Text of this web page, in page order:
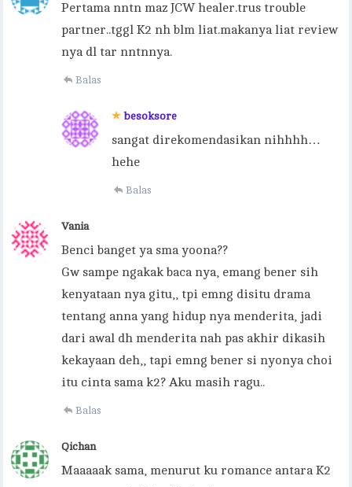
Pertama nntn maz JCW healer.trus trouble
partner..tggl K2 nh blm liat.makanya liat review
nya dl tar nntnnya.
Balas
besoksore
sangat direkomendasikan nihhhh…
hehe
Balas
Vania
Benci banget ya sma yoona??
Gw sampe ngakak baca nya, emang bener sih
kenyataan nya gitu,, tpi emng disitu drama
tentang anna yang hidup nya menderita, jadi
dari awal dh menderita nah pas akhir dikasih
kekayaan deh,, tapi emng bener si nyonya choi
itu cinta sama k2? Aku masih ragu..
Balas
Qichan
Maaaaak sama, menurut ku romance antara K2